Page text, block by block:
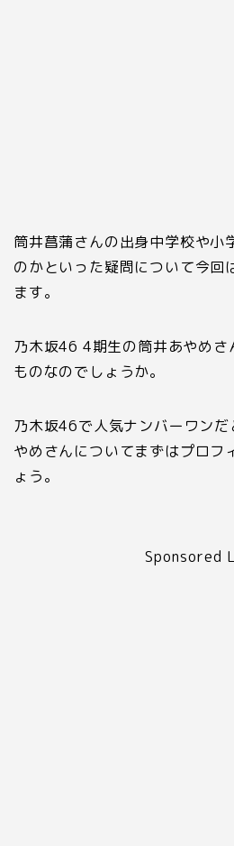
筒井菖蒲さんの出身中学校や小
のかといった疑問について今回
ます。
乃木坂46 4期生の筒井あやめ
ものなのでしょうか。
乃木坂46で人気ナンバーワン
やめさんについてまずはプロフ
ょう。
Sponsored